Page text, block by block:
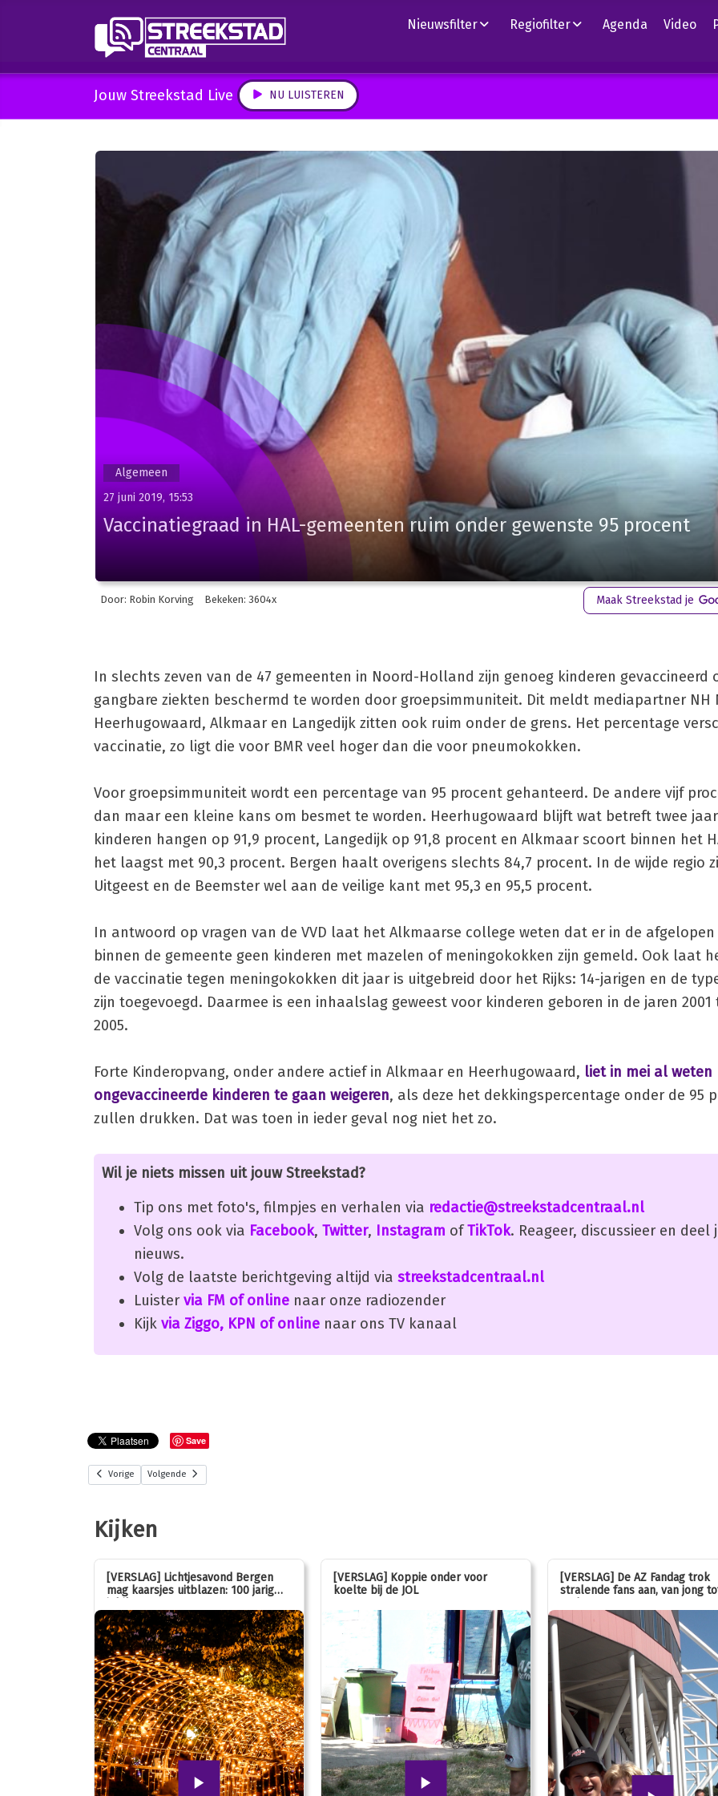
Nieuwsfilter Regiofilter Agenda Video
Jouw Streekstad Live NU LUISTEREN
Algemeen
27 juni 2019, 15:53
Vaccinatiegraad in HAL-gemeenten ruim onder gewenste 95 procent
Door: Robin Korving Bekeken: 3604x Maak Streekstad je
In slechts zeven van de 47 gemeenten in Noord-Holland zijn genoeg kinderen gevaccineerd
gangbare ziekten beschermd te worden door groepsimmuniteit. Dit meldt mediapartner NH
Heerhugowaard, Alkmaar en Langedijk zitten ook ruim onder de grens. Het percentage
vaccinatie, zo ligt die voor BMR veel hoger dan die voor pneumokokken.
Voor groepsimmuniteit wordt een percentage van 95 procent gehanteerd. De andere vijf
dan maar een kleine kans om besmet te worden. Heerhugowaard blijft wat betreft twee
kinderen hangen op 91,9 procent, Langedijk op 91,8 procent en Alkmaar scoort binnen het
het laagst met 90,3 procent. Bergen haalt overigens slechts 84,7 procent. In de wijde regio
Uitgeest en de Beemster wel aan de veilige kant met 95,3 en 95,5 procent.
In antwoord op vragen van de VVD laat het Alkmaarse college weten dat er in de
binnen de gemeente geen kinderen met mazelen of meningokokken zijn gemeld. Ook laat
de vaccinatie tegen meningokokken dit jaar is uitgebreid door het Rijks: 14-jarigen en de
zijn toegevoegd. Daarmee is een inhaalslag geweest voor kinderen geboren in de jaren
2005.
Forte Kinderopvang, onder andere actief in Alkmaar en Heerhugowaard, liet in mei al weten
ongevaccineerde kinderen te gaan weigeren, als deze het dekkingspercentage onder de 95
zullen drukken. Dat was toen in ieder geval nog niet het zo.
Wil je niets missen uit jouw Streekstad?
Tip ons met foto's, filmpjes en verhalen via redactie@streekstadcentraal.nl
Volg ons ook via Facebook, Twitter, Instagram ofTikTok. Reageer, discussieer en deel
nieuws.
Volg de laatste berichtgeving altijd via streekstadcentraal.nl
Luister via FM of online naar onze radiozender
Kijk via Ziggo, KPN of online naar ons TV kanaal
Save
Vorige Volgende
Kijken
[VERSLAG] Lichtjesavond Bergen
mag kaarsjes uitblazen: 100 jarig
[VERSLAG] Koppie onder voor
koelte bij de JOL
[VERSLAG] De AZ Fandag trok
stralende fans aan, van jong